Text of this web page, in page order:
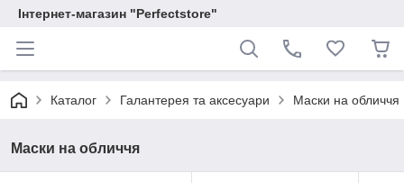
Інтернет-магазин "Perfectstore"
Каталог Галантерея та аксесуари Маски на обличчя
Маски на обличчя